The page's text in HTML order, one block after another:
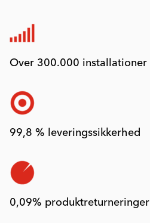
Over 300.000 installationer
99,8 % leveringssikkerhed
0,09% produktreturneringer